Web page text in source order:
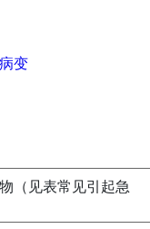
变
（见表常见引起急